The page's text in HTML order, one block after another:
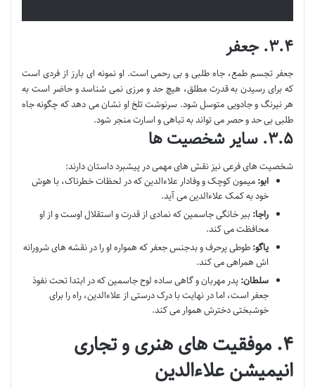
۳.۴. جعفر
جعفر تجسم طمع، جاه طلبی و بی رحمی است. او نمونه ای بارز از فردی است
که برای رسیدن به قدرت مطلق، هیچ حد و مرزی نمی شناسد و حاضر است به
هر نیرنگ و جادویی متوسل شود. سرنوشت تلخ او نشان می دهد که چگونه جاه
طلبی بی حد و حصر می تواند به تباهی و اسارت منجر شود.
۳.۵. سایر شخصیت ها
شخصیت های فرعی نیز نقش های مهمی در پیشبرد داستان دارند:
ابو: میمون کوچک و وفادار علاءالدین که در لحظات خطرناک، با هوش
خود به کمک علاءالدین می آید.
راجا: ببر خانگی جاسمین که نمادی از قدرت و استقلال اوست و از او
محافظت می کند.
یاگو: طوطی پرحرف و بدجنس جعفر که همواره او را در نقشه های شرورانه
اش همراهی می کند.
سلطان: پدر مهربان و گاهی ساده لوح جاسمین که در ابتدا تحت نفوذ
جعفر است، اما در نهایت با درک درستی از علاءالدین، راه را برای
خوشبختی دخترش هموار می کند.
۴. موفقیت های هنری و تجاری
انیمیشن علاءالدین